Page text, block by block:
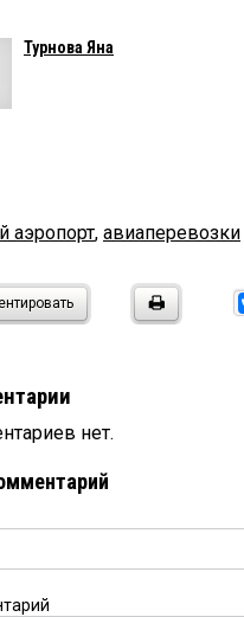
Турнова Яна
аэропорт, авиаперевозки
нет.